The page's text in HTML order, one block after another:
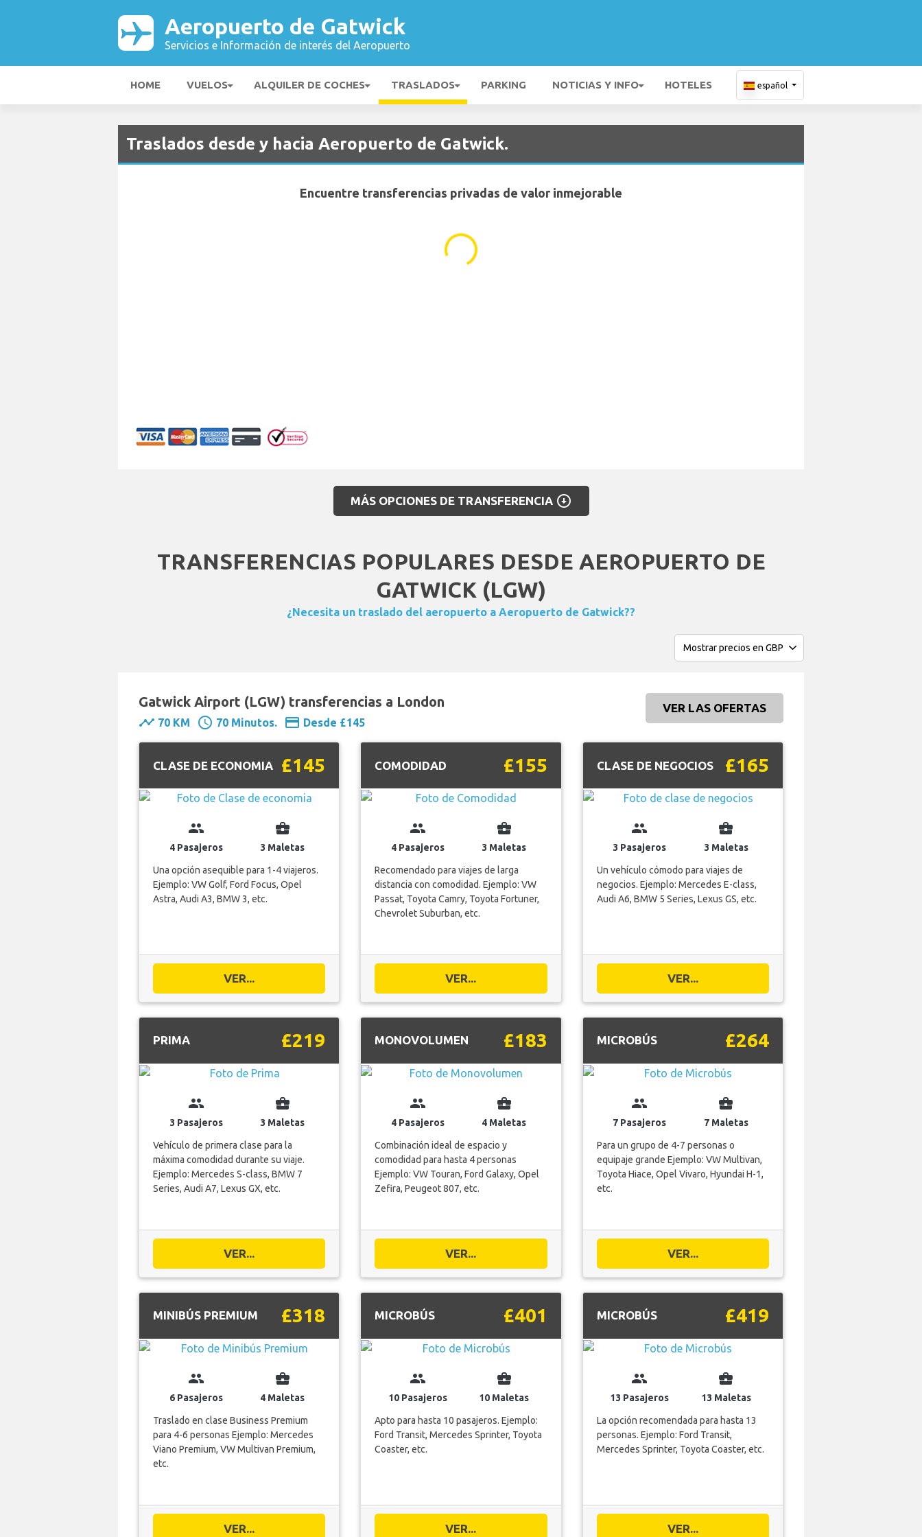
Aeropuerto de Gatwick
Servicios e Información de interés del Aeropuerto
HOME VUELOS ALQUILER DE COCHES TRASLADOS PARKING NOTICIAS Y INFO HOTELES español
Traslados desde y hacia Aeropuerto de Gatwick.
Encuentre transferencias privadas de valor inmejorable
MÁS OPCIONES DE TRANSFERENCIA arrow_circle_down
TRANSFERENCIAS POPULARES DESDE AEROPUERTO DE
GATWICK (LGW)
¿Necesita un traslado del aeropuerto a Aeropuerto de Gatwick??
Gatwick Airport (LGW) transferencias a London
timeline 70 KM schedule 70 Minutos. payment Desde £145
VER LAS OFERTAS
CLASE DE ECONOMIA £145
group
4 Pasajeros
business_center
3 Maletas
Una opción asequible para 1-4 viajeros.
Ejemplo: VW Golf, Ford Focus, Opel
Astra, Audi A3, BMW 3, etc.
VER...
COMODIDAD £155
group
4 Pasajeros
business_center
3 Maletas
Recomendado para viajes de larga
distancia con comodidad. Ejemplo: VW
Passat, Toyota Camry, Toyota Fortuner,
Chevrolet Suburban, etc.
VER...
CLASE DE NEGOCIOS £165
group
3 Pasajeros
business_center
3 Maletas
Un vehículo cómodo para viajes de
negocios. Ejemplo: Mercedes E-class,
Audi A6, BMW 5 Series, Lexus GS, etc.
VER...
PRIMA £219
group
3 Pasajeros
business_center
3 Maletas
Vehículo de primera clase para la
máxima comodidad durante su viaje.
Ejemplo: Mercedes S-class, BMW 7
Series, Audi A7, Lexus GX, etc.
VER...
MONOVOLUMEN £183
group
4 Pasajeros
business_center
4 Maletas
Combinación ideal de espacio y
comodidad para hasta 4 personas
Ejemplo: VW Touran, Ford Galaxy, Opel
Zefira, Peugeot 807, etc.
VER...
MICROBÚS £264
group
7 Pasajeros
business_center
7 Maletas
Para un grupo de 4-7 personas o
equipaje grande Ejemplo: VW Multivan,
Toyota Hiace, Opel Vivaro, Hyundai H-1,
etc.
VER...
MINIBÚS PREMIUM £318
group
6 Pasajeros
business_center
4 Maletas
Traslado en clase Business Premium
para 4-6 personas Ejemplo: Mercedes
Viano Premium, VW Multivan Premium,
etc.
VER...
MICROBÚS £401
group
10 Pasajeros
business_center
10 Maletas
Apto para hasta 10 pasajeros. Ejemplo:
Ford Transit, Mercedes Sprinter, Toyota
Coaster, etc.
VER...
MICROBÚS £419
group
13 Pasajeros
business_center
13 Maletas
La opción recomendada para hasta 13
personas. Ejemplo: Ford Transit,
Mercedes Sprinter, Toyota Coaster, etc.
VER...